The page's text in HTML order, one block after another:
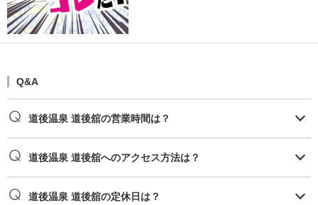
Q&A
道後温泉 道後舘の営業時間は？
道後温泉 道後舘へのアクセス方法は？
道後温泉 道後舘の定休日は？